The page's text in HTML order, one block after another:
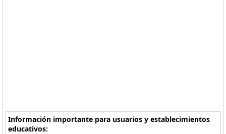
Información importante para usuarios y establecimientos
educativos: